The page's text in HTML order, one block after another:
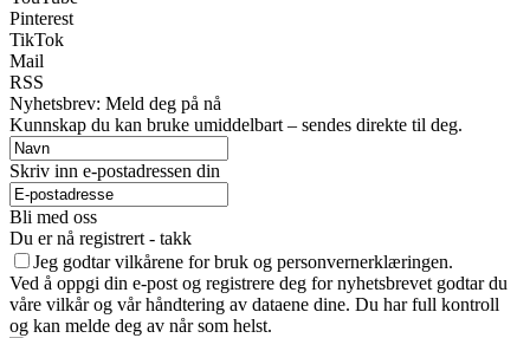
Pinterest
TikTok
Mail
RSS
Nyhetsbrev: Meld deg på nå
Kunnskap du kan bruke umiddelbart – sendes direkte til deg.
Skriv inn e-postadressen din
Bli med oss
Du er nå registrert - takk
Jeg godtar vilkårene for bruk og personvernerklæringen.
Ved å oppgi din e-post og registrere deg for nyhetsbrevet godtar du
våre vilkår og vår håndtering av dataene dine. Du har full kontroll
og kan melde deg av når som helst.